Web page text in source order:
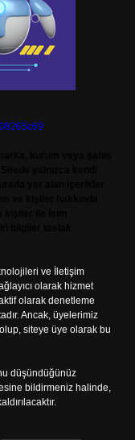
ve İletişim
olarak hizmet
olarak denetleme
Ancak, üyelerimiz
siteye üye olarak bu
düşündüğünüz
bildirmeniz halinde,